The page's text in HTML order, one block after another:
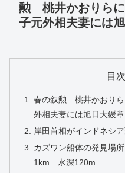
勲 桃井かおりら
子元外相夫妻には
目次
春の叙勲 桃井かおり
外相夫妻には旭日大綬章
岸田首相がインドネシ
カズワン船体の発見場
1km 水深120m